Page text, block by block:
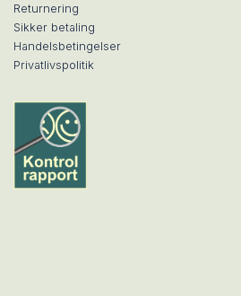
Returnering
Sikker betaling
Handelsbetingelser
Privatlivspolitik